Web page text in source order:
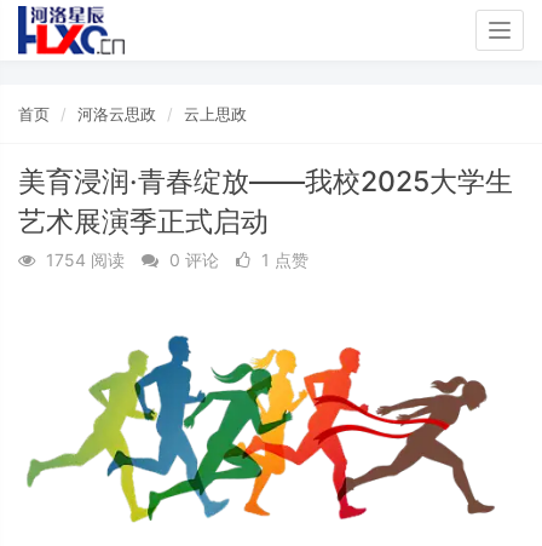
首页 河洛云思政 云上思政
美育浸润·青春绽放——我校2025大学生
艺术展演季正式启动
1754 阅读 0 评论 1 点赞